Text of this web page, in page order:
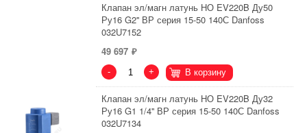
Клапан эл/магн латунь НО EV220B Ду50
Ру16 G2'' ВР серия 15-50 140С Danfoss
032U7152
49 697
- + В корзину
Клапан эл/магн латунь НО EV220B Ду32
Ру16 G1 1/4'' ВР серия 15-50 140С Danfoss
032U7134